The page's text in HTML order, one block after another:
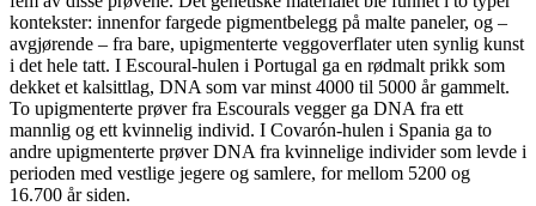
kontekster: innenfor fargede pigmentbelegg på malte paneler, og –
avgjørende – fra bare, upigmenterte veggoverflater uten synlig kunst
i det hele tatt. I Escoural-hulen i Portugal ga en rødmalt prikk som
dekket et kalsittlag, DNA som var minst 4000 til 5000 år gammelt.
To upigmenterte prøver fra Escourals vegger ga DNA fra ett
mannlig og ett kvinnelig individ. I Covarón-hulen i Spania ga to
andre upigmenterte prøver DNA fra kvinnelige individer som levde i
perioden med vestlige jegere og samlere, for mellom 5200 og
16.700 år siden.